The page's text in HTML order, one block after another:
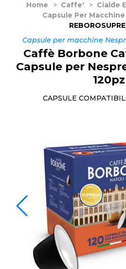
Home > Caffe' > Cialde
Capsule Per
Capsule per macchine
Caffè Borbone
Capsule per
120pz
CAPSULE